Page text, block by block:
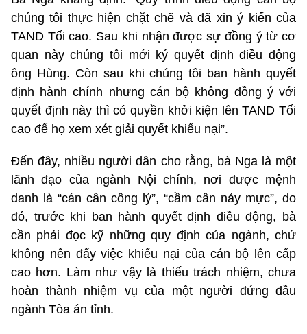
chúng tôi thực hiện chặt chẽ và đã xin ý kiến của
TAND Tối cao. Sau khi nhận được sự đồng ý từ cơ
quan này chúng tôi mới ký quyết định điều động
ông Hùng. Còn sau khi chúng tôi ban hành quyết
định hành chính nhưng cán bộ không đồng ý với
quyết định này thì có quyền khởi kiện lên TAND Tối
cao để họ xem xét giải quyết khiếu nại”.
Đến đây, nhiều người dân cho rằng, bà Nga là một
lãnh đạo của ngành Nội chính, nơi được mệnh
danh là “cán cân công lý”, “cầm cân nảy mực”, do
đó, trước khi ban hành quyết định điều động, bà
cần phải đọc kỹ những quy định của ngành, chứ
không nên đẩy việc khiếu nại của cán bộ lên cấp
cao hơn. Làm như vậy là thiếu trách nhiệm, chưa
hoàn thành nhiệm vụ của một người đứng đầu
ngành Tòa án tỉnh.